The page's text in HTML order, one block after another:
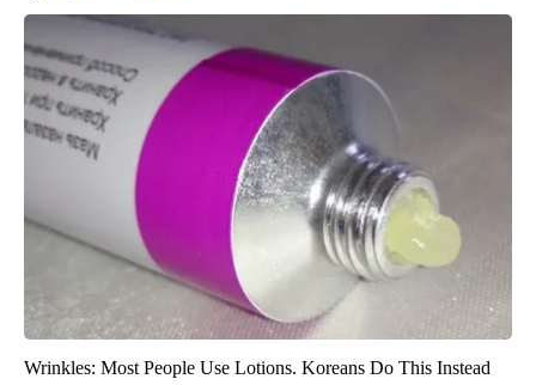
Wrinkles: Most People Use Lotions. Koreans Do This Instead